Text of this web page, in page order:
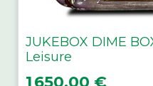
JUKEBOX DIME
Leisure
Prix